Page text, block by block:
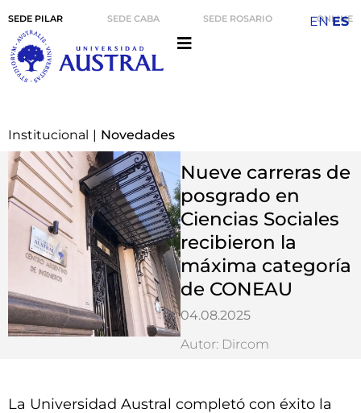
SEDE PILAR SEDE CABA SEDE ROSARIO ONLINE
Institucional | Novedades
Nueve carreras de
posgrado en
Ciencias Sociales
recibieron la
máxima categoría
de CONEAU
04.08.2025
Autor: Dircom
La Universidad Austral completó con éxito la
EN ES